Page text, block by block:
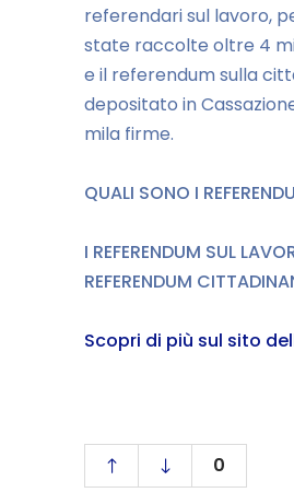
referendari sul lavoro,
state raccolte oltre 4
e il referendum sulla
depositato in
mila firme.
QUALI SONO I
I REFERENDUM SUL
REFERENDUM
Scopri di più sul sito
0